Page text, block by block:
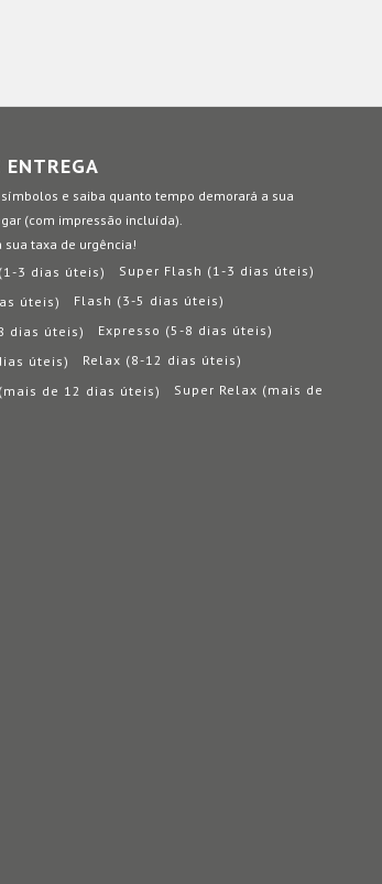
ENTREGA
e saiba quanto tempo demorará a sua
(com impressão incluída).
sua taxa de urgência!
Super Flash (1-3 dias úteis)
Flash (3-5 dias úteis)
Expresso (5-8 dias úteis)
Relax (8-12 dias úteis)
Super Relax (mais de